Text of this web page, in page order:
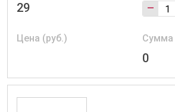
29 –
Цена (руб.) Сумма
0